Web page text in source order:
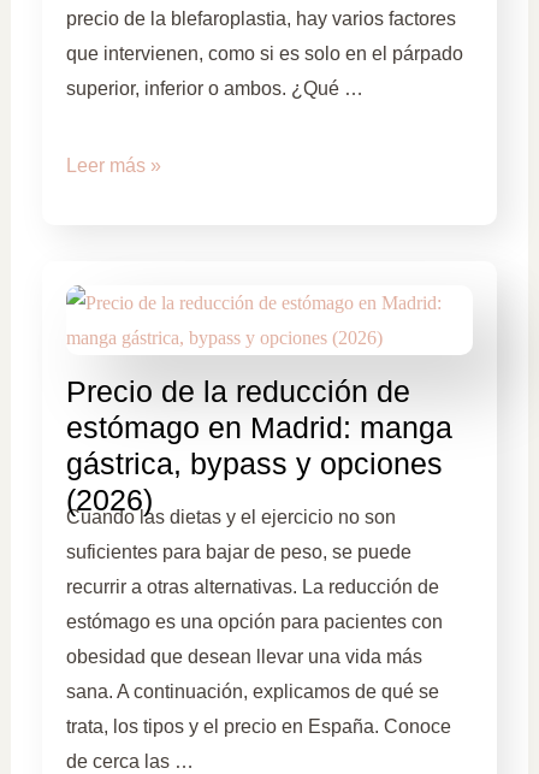
precio de la blefaroplastia, hay varios factores
que intervienen, como si es solo en el párpado
superior, inferior o ambos. ¿Qué …
Leer más »
Precio de la reducción de
estómago en Madrid: manga
gástrica, bypass y opciones
(2026)
Cuando las dietas y el ejercicio no son
suficientes para bajar de peso, se puede
recurrir a otras alternativas. La reducción de
estómago es una opción para pacientes con
obesidad que desean llevar una vida más
sana. A continuación, explicamos de qué se
trata, los tipos y el precio en España. Conoce
de cerca las …